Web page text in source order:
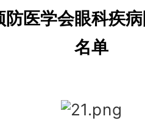
防医学会眼科疾
名单